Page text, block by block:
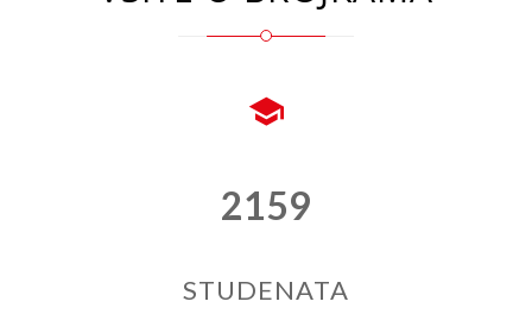
2159
STUDENATA